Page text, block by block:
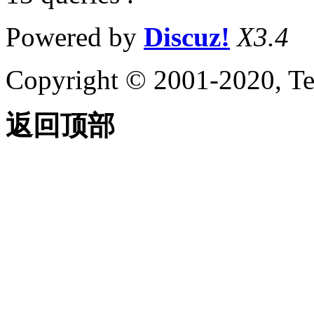
Powered by Discuz! X3.4
Copyright © 2001-2020,
返回顶部